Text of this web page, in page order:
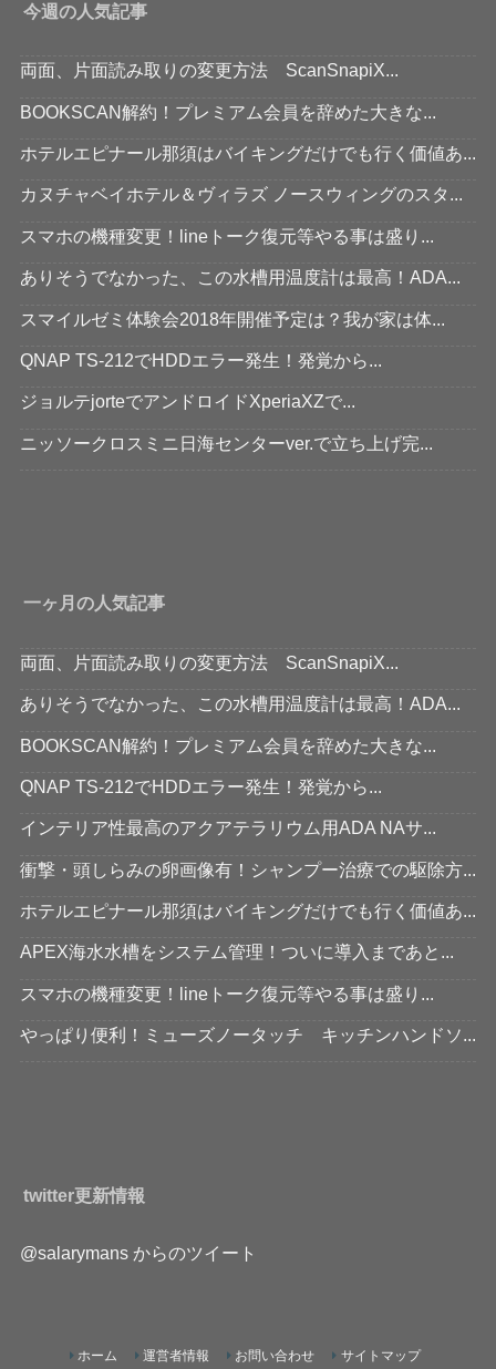
今週の人気記事
両面、片面読み取りの変更方法 ScanSnapiX...
BOOKSCAN解約！プレミアム会員を辞めた大きな...
ホテルエピナール那須はバイキングだけでも行く価値あ...
カヌチャベイホテル＆ヴィラズ ノースウィングのスタ...
スマホの機種変更！lineトーク復元等やる事は盛り...
ありそうでなかった、この水槽用温度計は最高！ADA...
スマイルゼミ体験会2018年開催予定は？我が家は体...
QNAP TS-212でHDDエラー発生！発覚から...
ジョルテjorteでアンドロイドXperiaXZで...
ニッソークロスミニ日海センターver.で立ち上げ完...
一ヶ月の人気記事
両面、片面読み取りの変更方法 ScanSnapiX...
ありそうでなかった、この水槽用温度計は最高！ADA...
BOOKSCAN解約！プレミアム会員を辞めた大きな...
QNAP TS-212でHDDエラー発生！発覚から...
インテリア性最高のアクアテラリウム用ADA NAサ...
衝撃・頭しらみの卵画像有！シャンプー治療での駆除方...
ホテルエピナール那須はバイキングだけでも行く価値あ...
APEX海水水槽をシステム管理！ついに導入まであと...
スマホの機種変更！lineトーク復元等やる事は盛り...
やっぱり便利！ミューズノータッチ キッチンハンドソ...
twitter更新情報
@salarymans からのツイート
ホーム 運営者情報 お問い合わせ サイトマップ